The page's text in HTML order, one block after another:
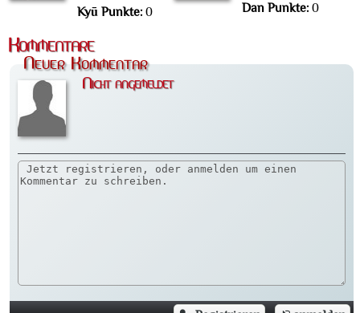
Kyū Punkte: 0
Dan Punkte: 0
Kommentare
Neuer Kommentar
Nicht angemeldet